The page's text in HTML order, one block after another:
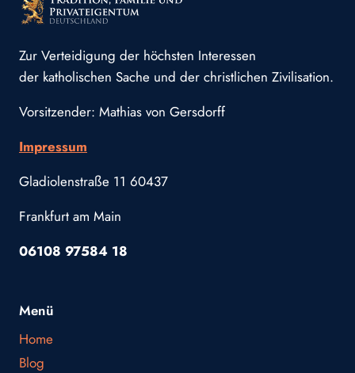
Zur Verteidigung der höchsten Interessen
der katholischen Sache und der christlichen Zivilisation.
Vorsitzender: Mathias von Gersdorff
Impressum
Gladiolenstraße 11 60437
Frankfurt am Main
06108 97584 18
Menü
Home
Blog